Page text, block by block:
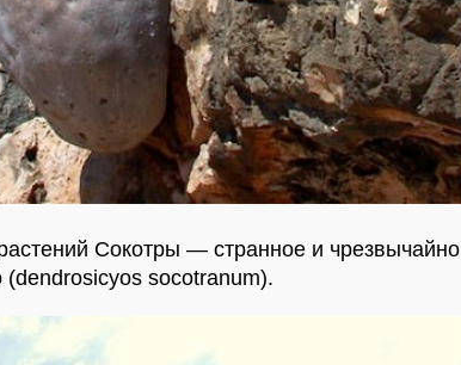
Сокотры — странное и чрезвычайно
socotranum).